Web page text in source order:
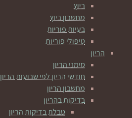
ביוץ
מחשבון ביוץ
בעיות פוריות
טיפולי פוריות
הריון
סימני הריון
חודשי הריון לפי שבועות הריון
מחשבון הריון
בדיקות בהריון
טבלת בדיקות הריון